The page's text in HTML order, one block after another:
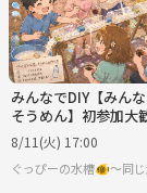
みんなでDIY【みん
そうめん】初参加大
りも、1人参加も気
♪
8/11(火) 17:00
ぐっぴーの水槽🐠〜同